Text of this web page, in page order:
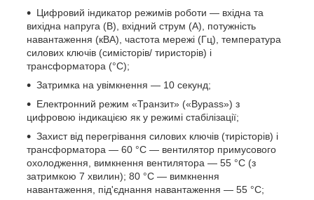
Цифровий індикатор режимів роботи — вхідна та
вихідна напруга (В), вхідний струм (А), потужність
навантаження (кВА), частота мережі (Гц), температура
силових ключів (симісторів/ тиристорів) і
трансформатора (°C);
Затримка на увімкнення — 10 секунд;
Електронний режим «Транзит» («Bypass») з
цифровою індикацією як у режимі стабілізації;
Захист від перегрівання силових ключів (тирісторів) і
трансформатора — 60 °C — вентилятор примусового
охолодження, вимкнення вентилятора — 55 °C (з
затримкою 7 хвилин); 80 °C — вимкнення
навантаження, під'єднання навантаження — 55 °C;